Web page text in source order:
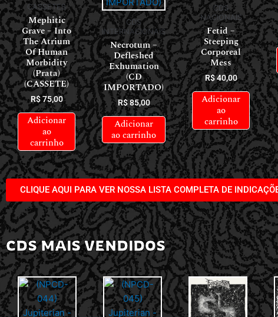
CASSETES
Mephitic
Grave – Into
The Atrium
Of Human
Morbidity
(Prata)
(CASSETE)
R$75,00
Adicionar
ao
carrinho
CDS
INTERNACIONAIS
Necrotum –
Defleshed
Exhumation
(CD
IMPORTADO)
R$85,00
Adicionar
ao carrinho
CDS
NACIONAIS
Fetid –
Steeping
Corporeal
Mess
R$40,00
Adicionar
ao
carrinho
CLIQUE AQUI PARA VER NOSSA LISTA COMPLETA DE
CDS MAIS VENDIDOS